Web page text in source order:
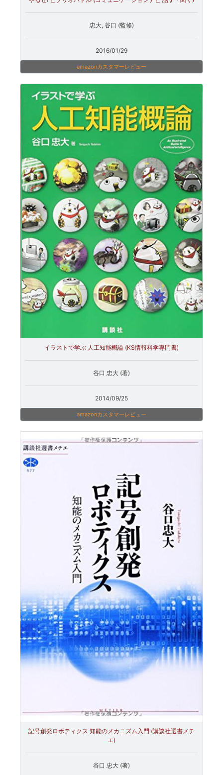
忠大, 谷口 (監修)
2016/01/29
amazonカスタマーレビュー
イラストで学ぶ 人工知能概論 (KS情報科学専門書)
谷口 忠大 (著)
2014/09/25
amazonカスタマーレビュー
記号創発ロボティクス 知能のメカニズム入門 (講談社選書メチ
エ)
谷口 忠大 (著)